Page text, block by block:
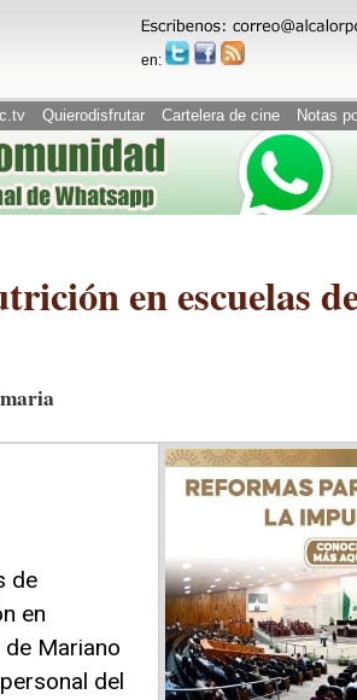
en:
Quierodisfrutar Cartelera de cine Notas
en escuelas
de
en
Mariano
del